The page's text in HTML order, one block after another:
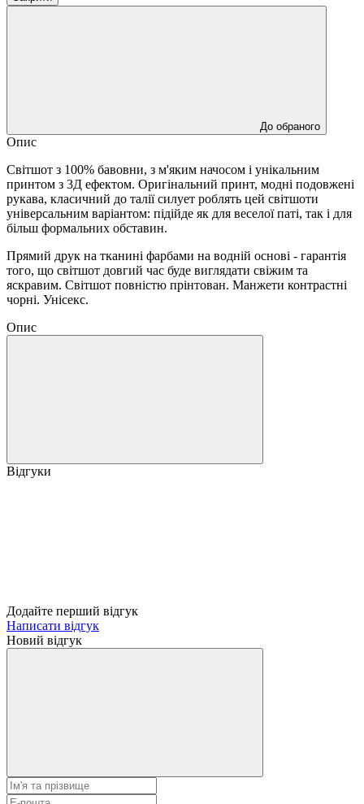
До обраного
Опис
Світшот з 100% бавовни, з м'яким начосом і унікальним
принтом з 3Д ефектом. Оригінальний принт, модні подовжені
рукава, класичний до талії силует роблять цей світшоти
універсальним варіантом: підійде як для веселої паті, так і для
більш формальних обставин.
Прямий друк на тканині фарбами на водній основі - гарантія
того, що світшот довгий час буде виглядати свіжим та
яскравим. Світшот повністю прінтован. Манжети контрастні
чорні. Унісекс.
Опис
Відгуки
Додайте перший відгук
Написати відгук
Новий відгук